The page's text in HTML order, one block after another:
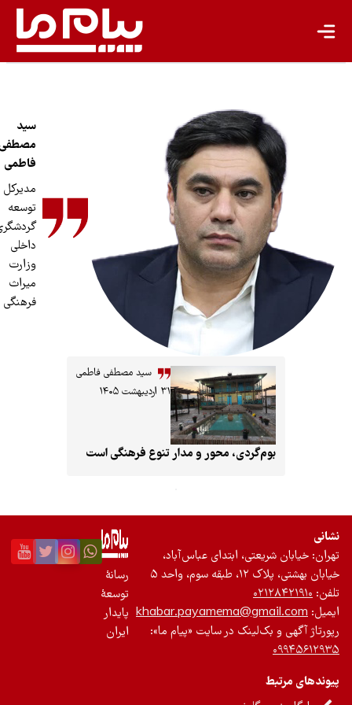
معیشت پایدار
مسئولیت اجتماعی شرکت‌ها
بیشتر
سبک زندگی
جهان پژوهش
تجدیدپذیر
باشگاه نویسندگان
سید
مصطفی
فاطمی
مدیرکل
توسعه
گردشگری
داخلی
وزارت
میراث
فرهنگی
سید مصطفی فاطمی
۳۱ اردیبهشت ۱۴۰۵
بوم‌گردی، محور و مدار تنوع فرهنگی است
نشانی
تهران: خیابان شریعتی، ابتدای عباس‌آباد،
خیابان بهشتی، پلاک ۱۲، طبقه سوم، واحد ۵
تلفن:۰۲۱۲۸۴۲۱۹۱۰
ایمیل:khabar.payamema@gmail.com
رپورتاژ آگهی و بک‌لینک در سایت «پیام ما»:
۰۹۹۴۵۶۱۲۹۳۵
پیوندهای مرتبط
رسانۀ
توسعۀ
پایدار
ایران